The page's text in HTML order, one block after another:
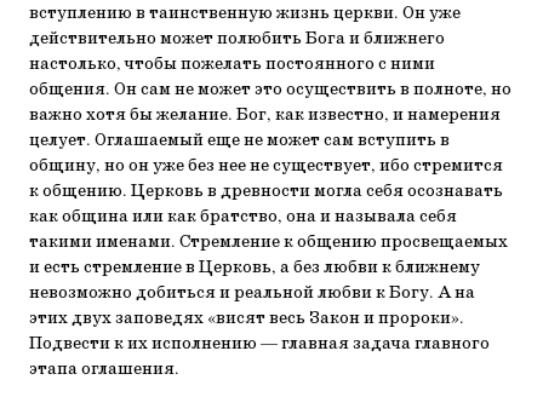
вступлению в таинственную жизнь церкви. Он уже
действительно может полюбить Бога и ближнего
настолько, чтобы пожелать постоянного с ними
общения. Он сам не может это осуществить в полноте, но
важно хотя бы желание. Бог, как известно, и намерения
целует. Оглашаемый еще не может сам вступить в
общину, но он уже без нее не существует, ибо стремится
к общению. Церковь в древности могла себя осознавать
как община или как братство, она и называла себя
такими именами. Стремление к общению просвещаемых
и есть стремление в Церковь, а без любви к ближнему
невозможно добиться и реальной любви к Богу. А на
этих двух заповедях «висят весь Закон и пророки».
Подвести к их исполнению — главная задача главного
этапа оглашения.